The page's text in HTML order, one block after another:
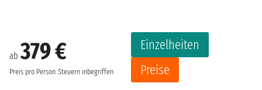
ab379 €
Preis pro Person Steuern inbegriffen
Einzelheiten
Preise